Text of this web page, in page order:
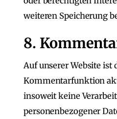
weiteren Speicherung
8.
Auf unserer Website ist
Kommentarfunktion
insoweit keine
personenbezogener